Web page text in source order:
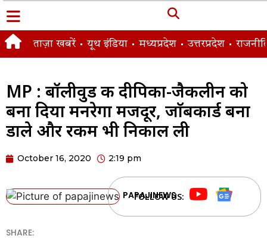
ताज़ा खबरें यूथ इंडिया मध्यप्रदेश उत्तरप्रदेश
MP : बॉलीवुड की दीपिका-जैकलीन को
बना दिया मनरेगा मजदूर, जाॅबकार्ड बना
डाले और रकम भी निकाल ली
October 16, 2020 2:19 pm
PAPAJINEWS
FOLLOW US:
SHARE: